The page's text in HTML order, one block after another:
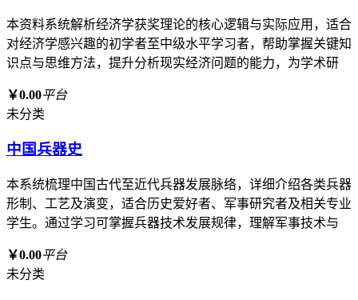
本资料系统解析经济学获奖理论的核心逻辑与实际应用，适合
对经济学感兴趣的初学者至中级水平学习者，帮助掌握关键知
识点与思维方法，提升分析现实经济问题的能力，为学术研
￥0.00平台
未分类
中国兵器史
本系统梳理中国古代至近代兵器发展脉络，详细介绍各类兵器
形制、工艺及演变，适合历史爱好者、军事研究者及相关专业
学生。通过学习可掌握兵器技术发展规律，理解军事技术与
￥0.00平台
未分类